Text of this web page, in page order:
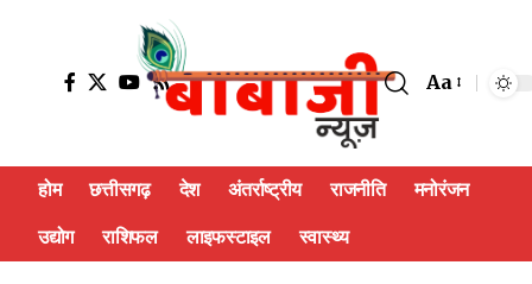
Aa
होम छत्तीसगढ़ देश अंतर्राष्ट्रीय राजनीति मनोरंजन
उद्योग राशिफल लाइफस्टाइल स्वास्थ्य